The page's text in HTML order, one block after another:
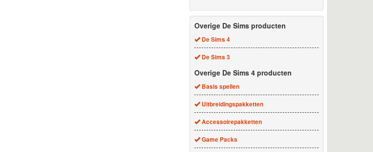
Overige De Sims producten
De Sims 4
De Sims 3
Overige De Sims 4 producten
Basis spellen
Uitbreidingspakketten
Accessoirepakketten
Game Packs